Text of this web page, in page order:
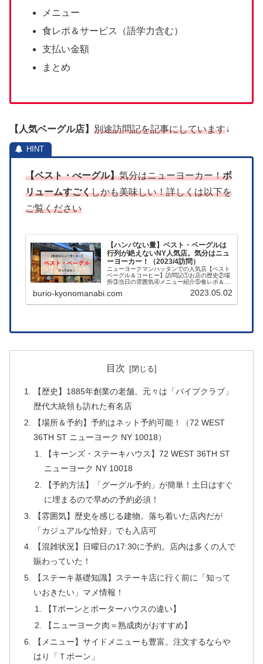
メニュー
食レポ＆サービス（語学力含む）
支払い金額
まとめ
【人気ベーグル店】 別途訪問記を記事にしています↓
【ベスト・べーグル】気分はニューヨーカー！ボ
リュームすごくしかも美味しい！詳しくは以下を
ご覧ください
【ハンパない量】ベスト・ベーグルは
行列が絶えないNY人気店。気分はニュ
ーヨーカー！（2023/4訪問）
ニューヨークマンハッタンでの人気店【ベスト
ベーグル＆コーヒー】訪問記①お店の歴史②場
所③当日の雰囲気④メニュー紹介⑤食レポ＆サ
めています。ボリュームがありおすすめ店で
burio-kyonomanabi.com 2023.05.02
目次
【歴史】1885年創業の老舗。元々は「パイプクラブ」
歴代大統領も訪れた有名店
【場所＆予約】予約はネット予約可能！（72 WEST
36TH ST ニューヨーク NY 10018）
【キーンズ・ステーキハウス】72 WEST 36TH ST
ニューヨーク NY 10018
【予約方法】「グーグル予約」が簡単！土日はすぐ
に埋まるので早めの予約必須！
【雰囲気】歴史を感じる建物。落ち着いた店内だが
「カジュアルな恰好」でも入店可
【混雑状況】日曜日の17:30に予約。店内は多くの人で
賑わっていた！
【ステーキ基礎知識】ステーキ店に行く前に「知って
いおきたい」マメ情報！
【Tボーンとポーターハウスの違い】
【ニューヨーク肉＝熟成肉がおすすめ】
【メニュー】サイドメニューも豊富。注文するならや
はり「Ｔボーン」